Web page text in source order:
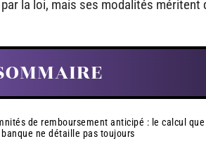
la loi, mais ses modalités méritent
de remboursement anticipé : le calcul que
ne détaille pas toujours